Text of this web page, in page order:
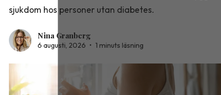
sjukdom hos personer utan diabetes.
Nina Granberg
6 augusti, 2026 • 1 minuts läsning